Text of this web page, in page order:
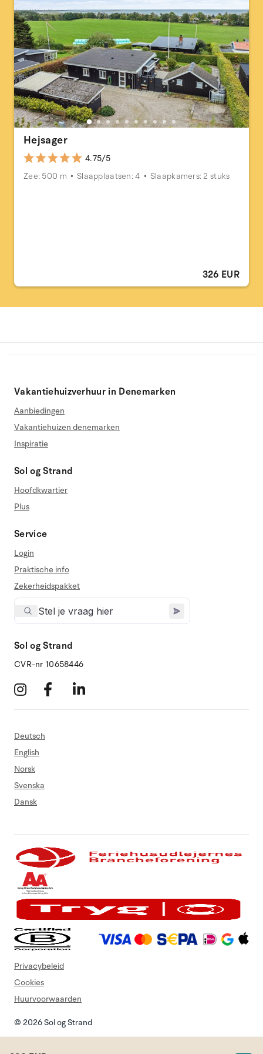
Hejsager
4.75/5
Zee: 500 m
Slaapplaatsen: 4 Slaapkamers: 2 stuks
326 EUR
Vakantiehuizverhuur in Denemarken
Aanbiedingen
Vakantiehuizen denemarken
Inspiratie
Sol og Strand
Hoofdkwartier
Plus
Service
Login
Praktische info
Zekerheidspakket
Sol og Strand
CVR-nr 10658446
Deutsch
English
Norsk
Svenska
Dansk
© 2026 Sol og Strand
Privacybeleid
Cookies
Huurvoorwaarden